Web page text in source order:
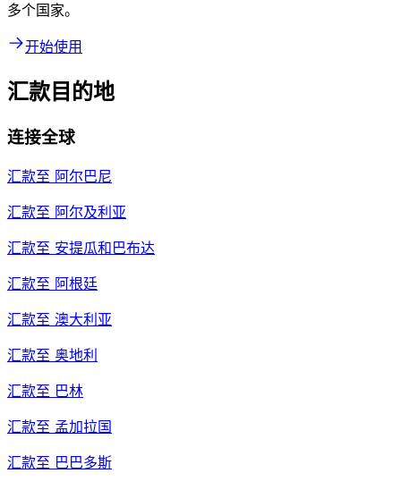
多个国家。
开始使用
汇款目的地
连接全球
汇款至 阿尔巴尼
汇款至 阿尔及利亚
汇款至 安提瓜和巴布达
汇款至 阿根廷
汇款至 澳大利亚
汇款至 奥地利
汇款至 巴林
汇款至 孟加拉国
汇款至 巴巴多斯